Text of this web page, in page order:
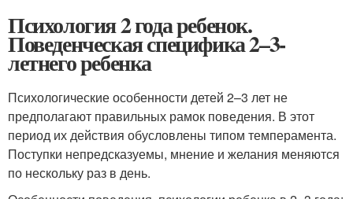
Психология 2 года ребенок.
Поведенческая специфика 2–3-
летнего ребенка
Психологические особенности детей 2–3 лет не
предполагают правильных рамок поведения. В этот
период их действия обусловлены типом темперамента.
Поступки непредсказуемы, мнение и желания меняются
по нескольку раз в день.